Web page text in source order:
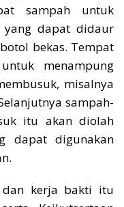
sampah untuk
yang dapat didaur
bekas. Tempat
menampung
misalnya
sampah-
itu akan diolah
dapat digunakan
dan kerja bakti itu